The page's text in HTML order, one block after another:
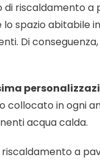
di riscaldamento
spazio
Di
collocato in ogni
acqua calda.
a